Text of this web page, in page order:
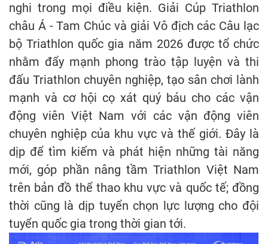
nghi trong mọi điều kiện. Giải Cúp Triathlon
châu Á - Tam Chúc và giải Vô địch các Câu lạc
bộ Triathlon quốc gia năm 2026 được tổ chức
nhằm đẩy mạnh phong trào tập luyện và thi
đấu Triathlon chuyên nghiệp, tạo sân chơi lành
mạnh và cơ hội cọ xát quý báu cho các vận
động viên Việt Nam với các vận động viên
chuyên nghiệp của khu vực và thế giới. Đây là
dịp để tìm kiếm và phát hiện những tài năng
mới, góp phần nâng tầm Triathlon Việt Nam
trên bản đồ thể thao khu vực và quốc tế; đồng
thời cũng là dịp tuyển chọn lực lượng cho đội
tuyển quốc gia trong thời gian tới.